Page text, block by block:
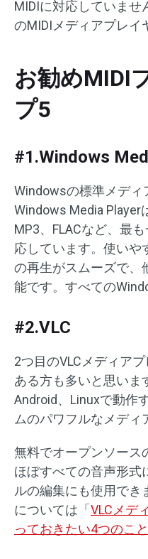
MIDIに対応していませ
のMIDIメディアプレイ
お勧めMIDI
プ5
#1.Windows
Windowsの標準メディ
Windows Media Player
MP3、FLACなど、最
応しています。使いや
の再生がスムーズで、
能です。すべての
#2.VLC
2つ目のVLCメディア
ある方も多いと思いま
Android、Linuxで動作
ムのパワフルなメディ
無料でオープンソース
ほぼすべての音声形式
ルの編集にも使用でき
については「 VLCメデ
っておきたい4つのこと